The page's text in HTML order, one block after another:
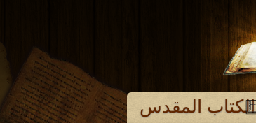
الكتاب المقدس